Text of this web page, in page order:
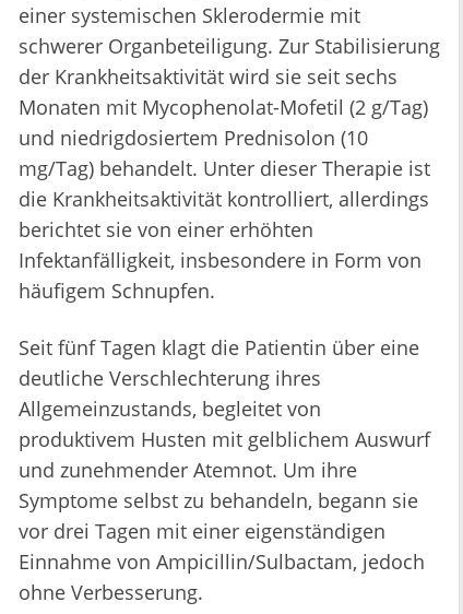
einer systemischen Sklerodermie mit
schwerer Organbeteiligung. Zur Stabilisierung
der Krankheitsaktivität wird sie seit sechs
Monaten mit Mycophenolat-Mofetil (2 g/Tag)
und niedrigdosiertem Prednisolon (10
mg/Tag) behandelt. Unter dieser Therapie ist
die Krankheitsaktivität kontrolliert, allerdings
berichtet sie von einer erhöhten
Infektanfälligkeit, insbesondere in Form von
häufigem Schnupfen.
Seit fünf Tagen klagt die Patientin über eine
deutliche Verschlechterung ihres
Allgemeinzustands, begleitet von
produktivem Husten mit gelblichem Auswurf
und zunehmender Atemnot. Um ihre
Symptome selbst zu behandeln, begann sie
vor drei Tagen mit einer eigenständigen
Einnahme von Ampicillin/Sulbactam, jedoch
ohne Verbesserung.